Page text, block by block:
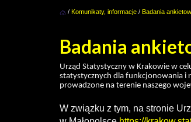
/ Komunikaty, informacje / Badania
Badania
Urząd Statystyczny w Krakowie w
statystycznych dla funkcjonowania i
prowadzone na terenie naszego
W związku z tym, na stronie